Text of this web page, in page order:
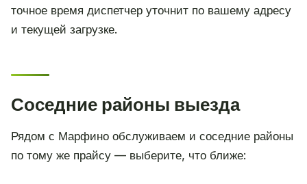
точное время диспетчер уточнит по вашему адресу
и текущей загрузке.
Соседние районы выезда
Рядом с Марфино обслуживаем и соседние районы
по тому же прайсу — выберите, что ближе: